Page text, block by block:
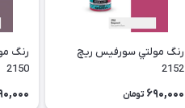
رنگ مولتي سورفیس ریچ
2152
690,000 تومان
رنگ
2150